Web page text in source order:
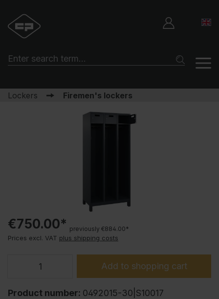
Lockers Firemen's lockers
€750.00* previously €884.00*
Prices excl. VAT plus shipping costs
Add to shopping cart
Product number: 0492015-30|S10017